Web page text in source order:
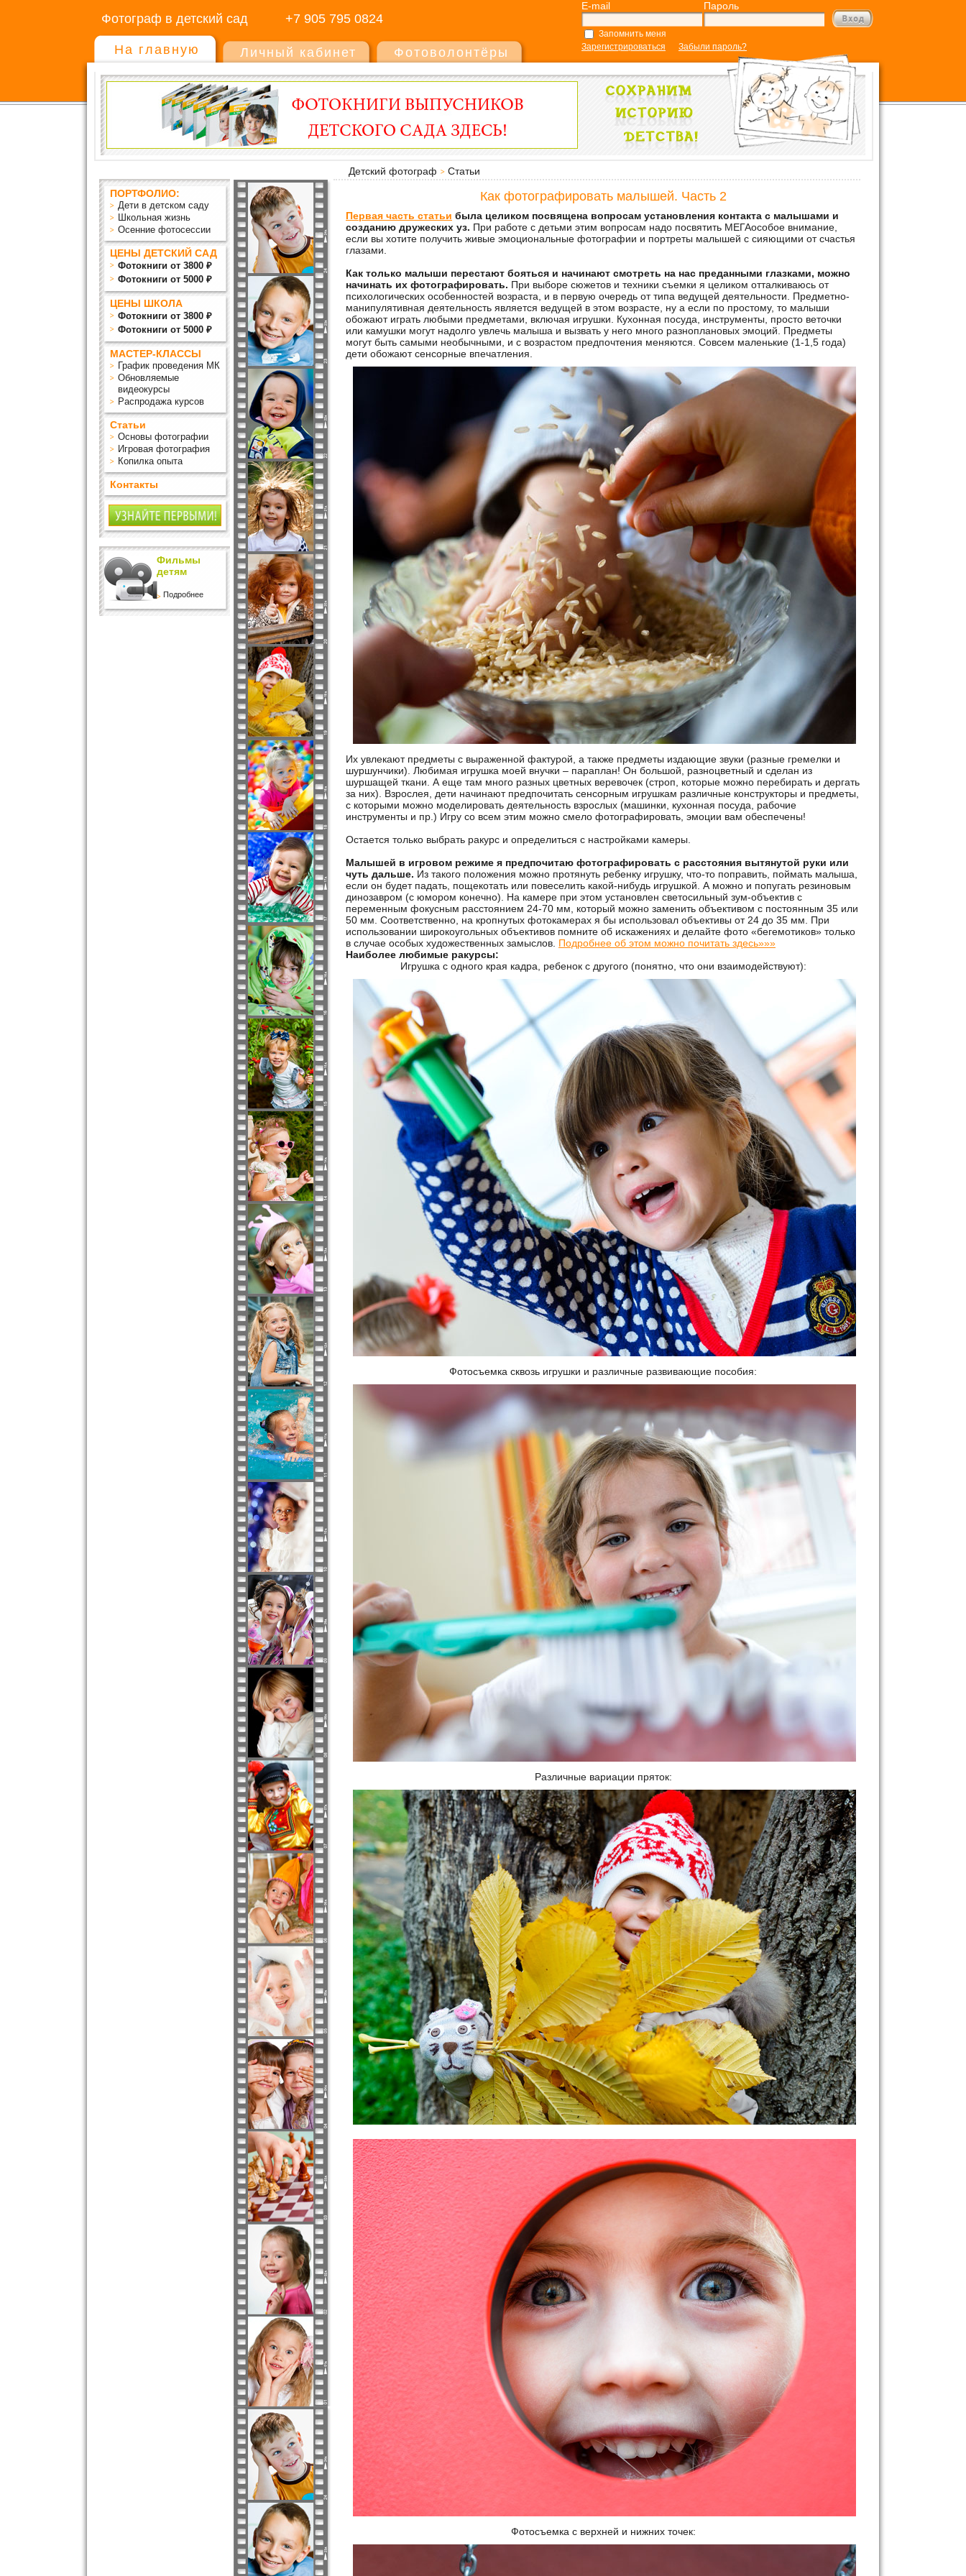
Фотограф в детский сад +7 905 795 0824
E-mail Пароль
Запомнить меня
Зарегистрироваться
Забыли пароль?
На главную Личный кабинет Фотоволонтёры
Детский фотограф
Статьи
ПОРТФОЛИО:
Дети в детском саду
Школьная жизнь
Осенние фотосессии
ЦЕНЫ ДЕТСКИЙ САД
Фотокниги от 3800 ₽
Фотокниги от 5000 ₽
ЦЕНЫ ШКОЛА
Фотокниги от 3800 ₽
Фотокниги от 5000 ₽
МАСТЕР-КЛАССЫ
График проведения МК
Обновляемые
видеокурсы
Распродажа курсов
Статьи
Основы фотографии
Игровая фотография
Копилка опыта
Контакты
Фильмы
детям
Подробнее
Как фотографировать малышей. Часть 2
Первая часть статьи была целиком посвящена вопросам установления контакта с малышами и
созданию дружеских уз. При работе с детьми этим вопросам надо посвятить МЕГАособое внимание,
если вы хотите получить живые эмоциональные фотографии и портреты малышей с сияющими от счастья
глазами.
Как только малыши перестают бояться и начинают смотреть на нас преданными глазками, можно
начинать их фотографировать. При выборе сюжетов и техники съемки я целиком отталкиваюсь от
психологических особенностей возраста, и в первую очередь от типа ведущей деятельности. Предметно-
манипулятивная деятельность является ведущей в этом возрасте, ну а если по простому, то малыши
обожают играть любыми предметами, включая игрушки. Кухонная посуда, инструменты, просто веточки
или камушки могут надолго увлечь малыша и вызвать у него много разноплановых эмоций. Предметы
могут быть самыми необычными, и с возрастом предпочтения меняются. Совсем маленькие (1-1,5 года)
дети обожают сенсорные впечатления.
Их увлекают предметы с выраженной фактурой, а также предметы издающие звуки (разные гремелки и
шуршунчики). Любимая игрушка моей внучки – параплан! Он большой, разноцветный и сделан из
шуршащей ткани. А еще там много разных цветных веревочек (строп, которые можно перебирать и дергать
за них). Взрослея, дети начинают предпочитать сенсорным игрушкам различные конструкторы и предметы,
с которыми можно моделировать деятельность взрослых (машинки, кухонная посуда, рабочие
инструменты и пр.) Игру со всем этим можно смело фотографировать, эмоции вам обеспечены!
Остается только выбрать ракурс и определиться с настройками камеры.
Малышей в игровом режиме я предпочитаю фотографировать с расстояния вытянутой руки или
чуть дальше. Из такого положения можно протянуть ребенку игрушку, что-то поправить, поймать малыша,
если он будет падать, пощекотать или повеселить какой-нибудь игрушкой. А можно и попугать резиновым
динозавром (с юмором конечно). На камере при этом установлен светосильный зум-объектив с
переменным фокусным расстоянием 24-70 мм, который можно заменить объективом с постоянным 35 или
50 мм. Соответственно, на кропнутых фотокамерах я бы использовал объективы от 24 до 35 мм. При
использовании широкоугольных объективов помните об искажениях и делайте фото «бегемотиков» только
в случае особых художественных замыслов. Подробнее об этом можно почитать здесь»»»
Наиболее любимые ракурсы:
Игрушка с одного края кадра, ребенок с другого (понятно, что они взаимодействуют):
Фотосъемка сквозь игрушки и различные развивающие пособия:
Различные вариации пряток:
Фотосъемка с верхней и нижних точек: